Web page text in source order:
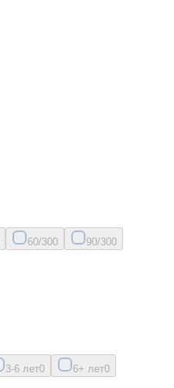
60/300 90/300
3-6 лет0 6+ лет0